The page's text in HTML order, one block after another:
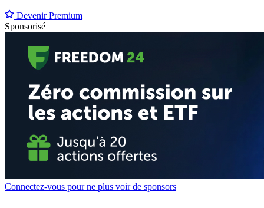
Devenir Premium
Sponsorisé
Connectez-vous pour ne plus voir de sponsors